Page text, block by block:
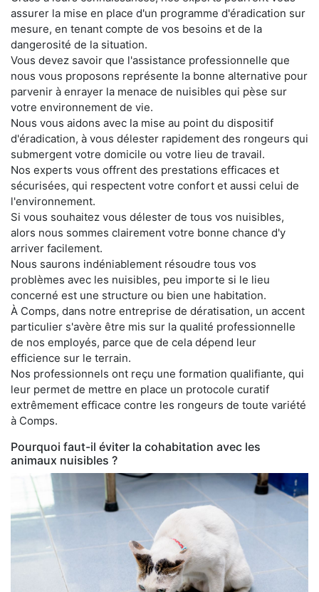
assurer la mise en place d'un programme d'éradication sur
mesure, en tenant compte de vos besoins et de la
dangerosité de la situation.
Vous devez savoir que l'assistance professionnelle que
nous vous proposons représente la bonne alternative pour
parvenir à enrayer la menace de nuisibles qui pèse sur
votre environnement de vie.
Nous vous aidons avec la mise au point du dispositif
d'éradication, à vous délester rapidement des rongeurs qui
submergent votre domicile ou votre lieu de travail.
Nos experts vous offrent des prestations efficaces et
sécurisées, qui respectent votre confort et aussi celui de
l'environnement.
Si vous souhaitez vous délester de tous vos nuisibles,
alors nous sommes clairement votre bonne chance d'y
arriver facilement.
Nous saurons indéniablement résoudre tous vos
problèmes avec les nuisibles, peu importe si le lieu
concerné est une structure ou bien une habitation.
À Comps, dans notre entreprise de dératisation, un accent
particulier s'avère être mis sur la qualité professionnelle
de nos employés, parce que de cela dépend leur
efficience sur le terrain.
Nos professionnels ont reçu une formation qualifiante, qui
leur permet de mettre en place un protocole curatif
extrêmement efficace contre les rongeurs de toute variété
à Comps.
Pourquoi faut-il éviter la cohabitation avec les
animaux nuisibles ?